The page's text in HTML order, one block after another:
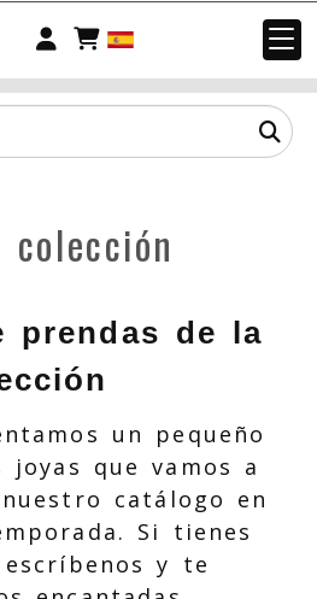
Identifícate
prendas de la
un pequeño
joyas que vamos a
catálogo en
Si tienes
y te